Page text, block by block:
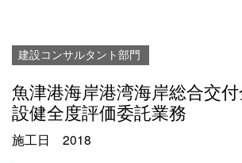
建設コンサルタント部門
魚津港海岸港湾海岸総合交
設健全度評価委託業務
施工日 2018